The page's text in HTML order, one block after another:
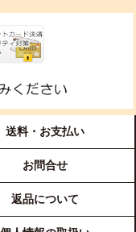
送料・お支払い
お問合せ
返品について